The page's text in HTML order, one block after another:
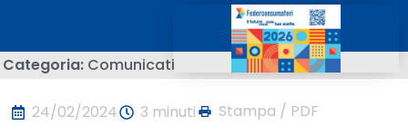
Categoria: Comunicati
24/02/2024 3 minuti Stampa / PDF